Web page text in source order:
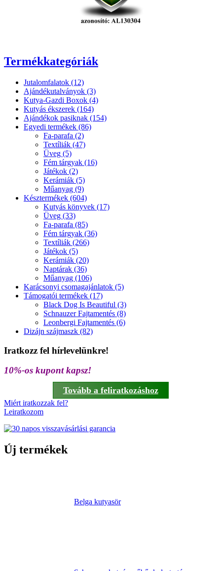
Termékkategóriák
Jutalomfalatok (12)
Ajándékutalványok (3)
Kutya-Gazdi Boxok (4)
Kutyás ékszerek (164)
Ajándékok pasiknak (154)
Egyedi termékek (86)
Fa-parafa (2)
Textíliák (47)
Üveg (5)
Fém tárgyak (16)
Játékok (2)
Kerámiák (5)
Műanyag (9)
Késztermékek (604)
Kutyás könyvek (17)
Üveg (33)
Fa-parafa (85)
Fém tárgyak (36)
Textíliák (266)
Játékok (5)
Kerámiák (20)
Naptárak (36)
Műanyag (106)
Karácsonyi csomagajánlatok (5)
Támogatói termékek (17)
Black Dog Is Beautiful (3)
Schnauzer Fajtamentés (8)
Leonbergi Fajtamentés (6)
Dizájn szájmaszk (82)
Iratkozz fel hírlevelünkre!
10%-os kupont kapsz!
Tovább a feliratkozáshoz
Miért iratkozzak fel?
Leiratkozom
Új termékek
Belga kutyasör